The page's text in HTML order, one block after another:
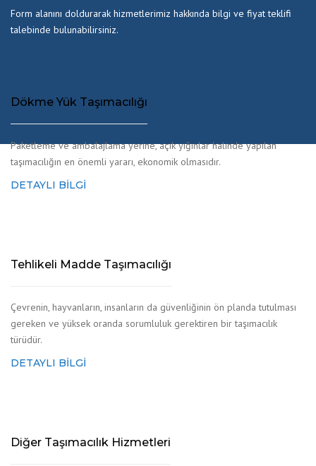
Form alanını doldurarak hizmetlerimiz hakkında bilgi ve fiyat teklifi
talebinde bulunabilirsiniz.
Dökme Yük Taşımacılığı
Paketleme ve ambalajlama yerine, açık yığınlar halinde yapılan
taşımacılığın en önemli yararı, ekonomik olmasıdır.
DETAYLI BILGI
Tehlikeli Madde Taşımacılığı
Çevrenin, hayvanların, insanların da güvenliğinin ön planda tutulması
gereken ve yüksek oranda sorumluluk gerektiren bir taşımacılık
türüdür.
DETAYLI BILGI
Diğer Taşımacılık Hizmetleri